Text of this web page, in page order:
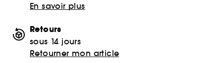
En savoir plus
Retours
sous 14 jours
Retourner mon article